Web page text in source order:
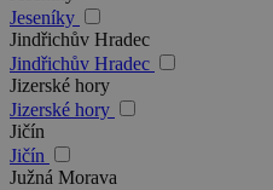
Jeseníky
Jindřichův Hradec
Jindřichův Hradec
Jizerské hory
Jizerské hory
Jičín
Jičín
Južná Morava